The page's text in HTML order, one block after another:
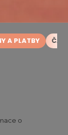
A PLATBY
o